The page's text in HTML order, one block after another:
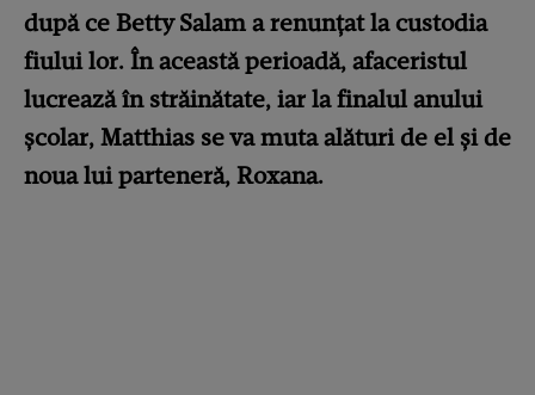
după ce Betty Salam a renunțat la custodia
fiului lor. În această perioadă, afaceristul
lucrează în străinătate, iar la finalul anului
școlar, Matthias se va muta alături de el și de
noua lui parteneră, Roxana.